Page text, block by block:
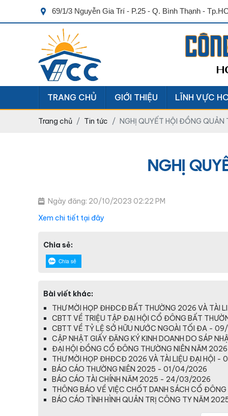
69/1/3 Nguyễn Gia Trí - P.25 - Q. Bình Thạnh -
TRANG CHỦ GIỚI THIỆU LĨNH VỰC
Trang chủ Tin tức NGHỊ QUYẾT HỘI ĐỒNG QUẢN
NGHỊ
Ngày đăng: 20/10/2023 02:22 PM
Xem chi tiết tại đây
Chia sẻ:
Chia sẻ
Bài viết khác:
THƯ MỜI HỌP ĐHĐCĐ BẤT THƯỜNG 2026 VÀ
CBTT VỀ TRIỆU TẬP ĐẠI HỘI CỔ ĐÔNG BẤT
CBTT VỀ TỶ LỆ SỞ HỮU NƯỚC NGOÀI TỐI ĐA -
CẬP NHẬT GIẤY ĐĂNG KÝ KINH DOANH DO SÁP
ĐẠI HỘI ĐỒNG CỔ ĐÔNG THƯỜNG NIÊN NĂM
THƯ MỜI HỌP ĐHĐCĐ 2026 VÀ TÀI LIỆU ĐẠI HỘI
BÁO CÁO THƯỜNG NIÊN 2025 - 01/04/2026
BÁO CÁO TÀI CHÍNH NĂM 2025 - 24/03/2026
THÔNG BÁO VỀ VIỆC CHỐT DANH SÁCH CỔ
BÁO CÁO TÌNH HÌNH QUẢN TRỊ CÔNG TY NĂM